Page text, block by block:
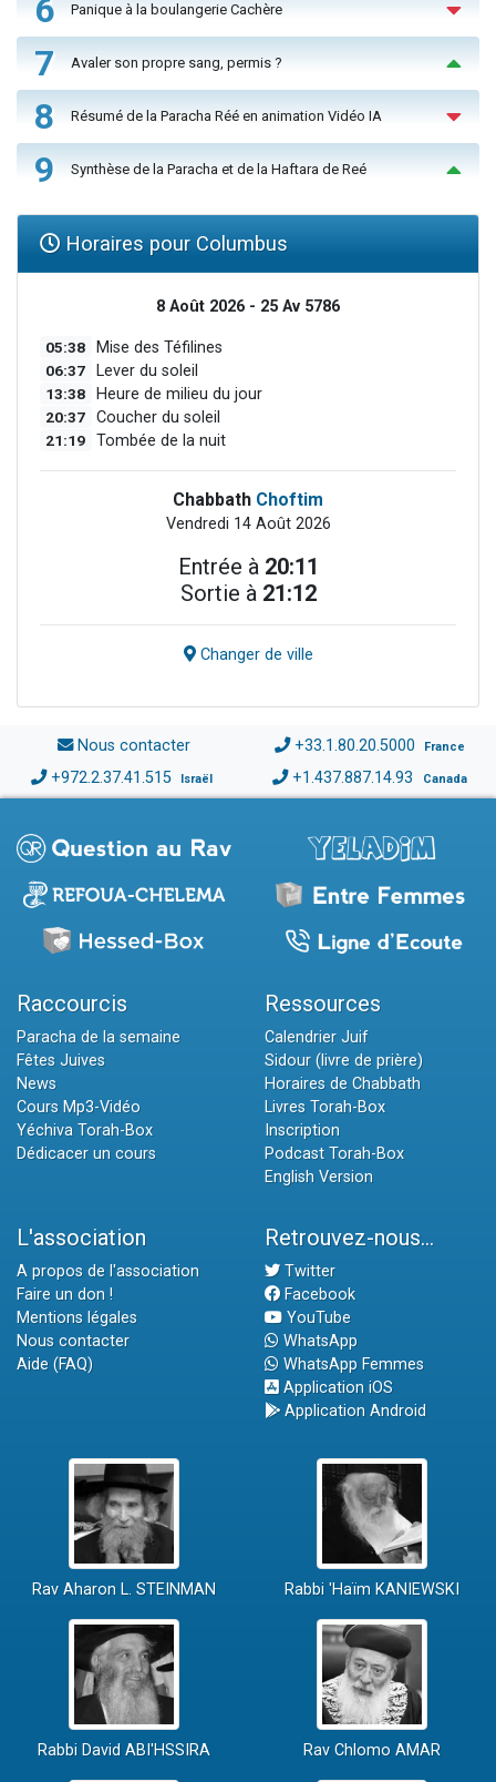
6 Panique à la boulangerie Cachère
7 Avaler son propre sang, permis ?
8 Résumé de la Paracha Réé en animation Vidéo IA
9 Synthèse de la Paracha et de la Haftara de Reé
Horaires pour Columbus
8 Août 2026 - 25 Av 5786
05:38 Mise des Téfilines
06:37 Lever du soleil
13:38 Heure de milieu du jour
20:37 Coucher du soleil
21:19 Tombée de la nuit
Chabbath Choftim
Vendredi 14 Août 2026
Entrée à 20:11
Sortie à 21:12
Changer de ville
Nous contacter +33.1.80.20.5000 France
+972.2.37.41.515 Israël +1.437.887.14.93 Canada
Raccourcis
Paracha de la semaine
Fêtes Juives
News
Cours Mp3-Vidéo
Yéchiva Torah-Box
Dédicacer un cours
Ressources
Calendrier Juif
Sidour (livre de prière)
Horaires de Chabbath
Livres Torah-Box
Inscription
Podcast Torah-Box
English Version
L'association
A propos de l'association
Faire un don !
Mentions légales
Nous contacter
Aide (FAQ)
Retrouvez-nous...
Twitter
Facebook
YouTube
WhatsApp
WhatsApp Femmes
Application iOS
Application Android
Rav Aharon L. STEINMAN Rabbi 'Haïm KANIEWSKI
Rabbi David ABI'HSSIRA Rav Chlomo AMAR